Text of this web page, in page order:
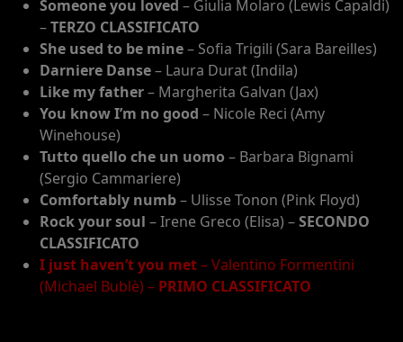
Someone you loved – Giulia Molaro (Lewis Capaldi)
–TERZO CLASSIFICATO
She used to be mine– Sofia Trigili (Sara Bareilles)
Darniere Danse– Laura Durat (Indila)
Like my father– Margherita Galvan (Jax)
You know I’m no good – Nicole Reci (Amy
Winehouse)
Tutto quello che un uomo – Barbara Bignami
(Sergio Cammariere)
Comfortably numb– Ulisse Tonon (Pink Floyd)
Rock your soul – Irene Greco (Elisa) –SECONDO
CLASSIFICATO
I just haven’t you met– Valentino Formentini
(Michael Bublè) – PRIMO CLASSIFICATO